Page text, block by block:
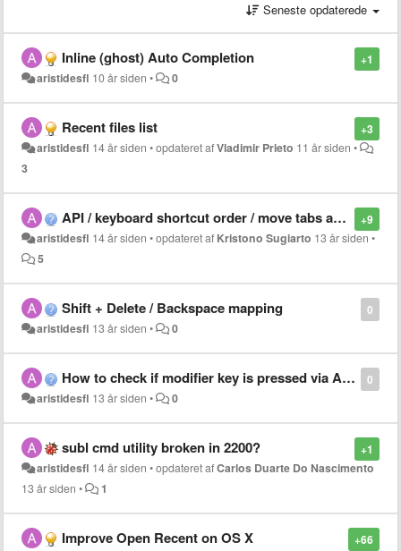
Seneste opdaterede
+1
Inline (ghost) Auto Completion
aristidesfl 10 år siden • 0
+3
Recent files list
aristidesfl 14 år siden •opdateret afVladimir Prieto 11 år siden •
3
+9
API / keyboard shortcut order / move tabs around
aristidesfl 14 år siden •opdateret af Kristono Sugiarto 13 år siden •
5
0
Shift + Delete / Backspace mapping
aristidesfl 13 år siden • 0
0
How to check if modifier key is pressed via API?
aristidesfl 13 år siden • 0
+1
subl cmd utility broken in 2200?
aristidesfl 14 år siden •opdateret afCarlos Duarte Do Nascimento
13 år siden • 1
+66
Improve Open Recent on OS X